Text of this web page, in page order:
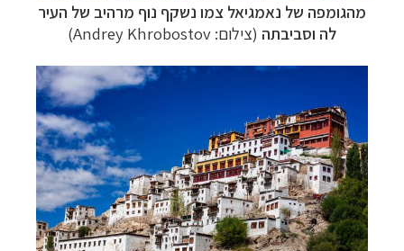
מהגומפה של נאמגיאל צמו נשקף נוף מרהיב של העיר
לה וסביבתה (צילום: Andrey Khrobostov)